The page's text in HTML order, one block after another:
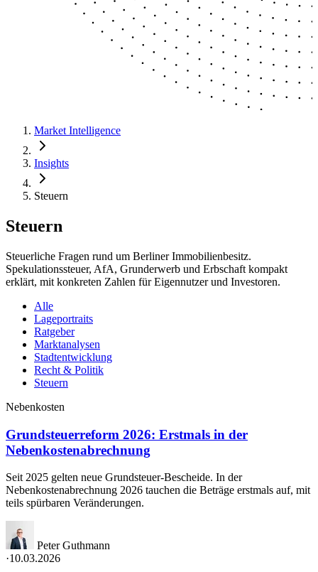
Market Intelligence
Insights
Steuern
Steuern
Steuerliche Fragen rund um Berliner Immobilienbesitz.
Spekulationssteuer, AfA, Grunderwerb und Erbschaft kompakt
erklärt, mit konkreten Zahlen für Eigennutzer und Investoren.
Alle
Lageportraits
Ratgeber
Marktanalysen
Stadtentwicklung
Recht & Politik
Steuern
Nebenkosten
Grundsteuerreform 2026: Erstmals in der
Nebenkostenabrechnung
Seit 2025 gelten neue Grundsteuer-Bescheide. In der
Nebenkostenabrechnung 2026 tauchen die Beträge erstmals auf, mit
teils spürbaren Veränderungen.
Peter Guthmann
·10.03.2026